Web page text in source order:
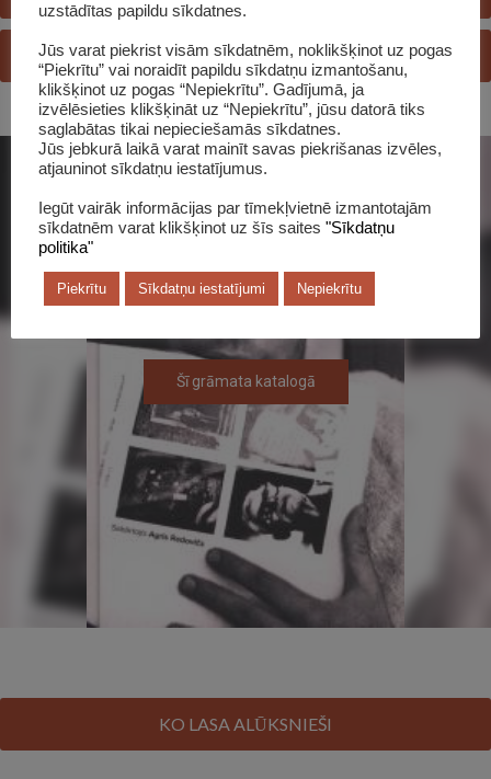
JAUTĀ BIBLIOTEKĀRAM
Šī grāmata katalogā
KO LASA ALŪKSNIEŠI
uzstādītas papildu sīkdatnes.
Jūs varat piekrist visām sīkdatnēm, noklikšķinot uz pogas
“Piekrītu” vai noraidīt papildu sīkdatņu izmantošanu,
klikšķinot uz pogas “Nepiekrītu”. Gadījumā, ja
izvēlēsieties klikšķināt uz “Nepiekrītu”, jūsu datorā tiks
saglabātas tikai nepieciešamās sīkdatnes.
Jūs jebkurā laikā varat mainīt savas piekrišanas izvēles,
atjauninot sīkdatņu iestatījumus.
Iegūt vairāk informācijas par tīmekļvietnē izmantotajām
sīkdatnēm varat klikšķinot uz šīs saites "Sīkdatņu
politika"
Piekrītu Sīkdatņu iestatījumi Nepiekrītu